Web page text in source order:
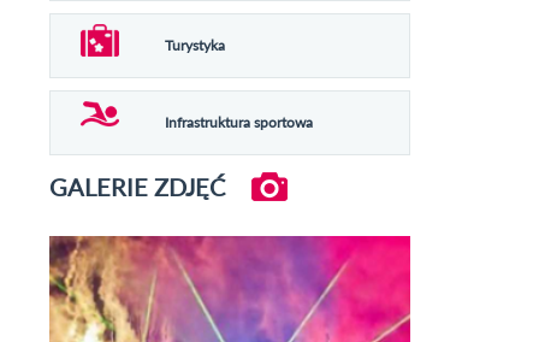
Turystyka
Infrastruktura sportowa
GALERIE ZDJĘĆ